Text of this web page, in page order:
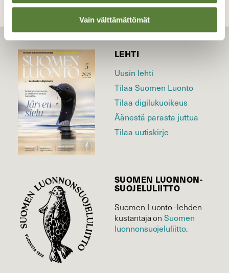
Vain välttämättömät
LEHTI
Uusin lehti
Tilaa Suomen Luonto
Tilaa digilukuoikeus
Äänestä parasta juttua
Tilaa uutiskirje
SUOMEN LUONNON­
SUOJELU­LIITTO
Suomen Luonto -lehden
kustantaja onSuomen
luonnonsuojelu­liitto.